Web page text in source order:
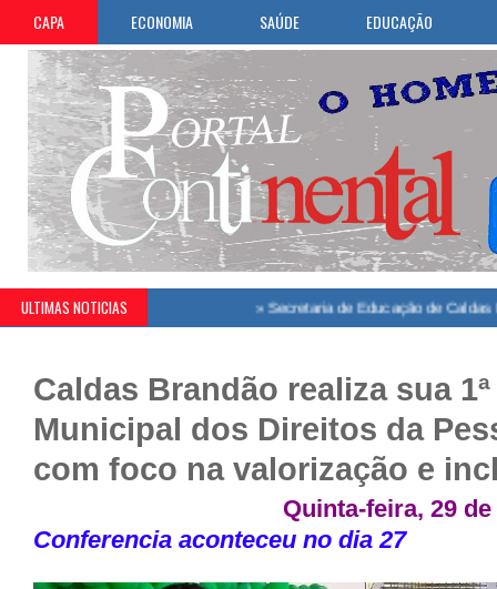
CAPA ECONOMIA SAÚDE EDUCAÇÃO
ULTIMAS NOTICIAS Secretaria de Educação de Caldas Brandão
Caldas Brandão realiza sua
Municipal dos Direitos da
com foco na valorização e
Quinta-feira, 29
Conferencia aconteceu no dia 27